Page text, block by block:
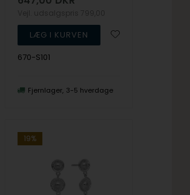
670-S101
Fjernlager 3-5 hverdage
19%